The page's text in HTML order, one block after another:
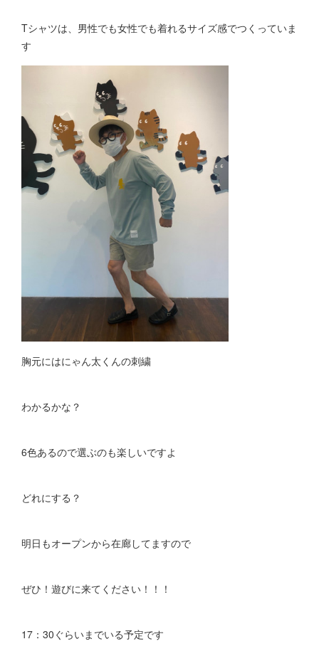
Tシャツは、男性でも女性でも着れるサイズ感でつくっていま
す
胸元にはにゃん太くんの刺繍
わかるかな？
6色あるので選ぶのも楽しいですよ
どれにする？
明日もオープンから在廊してますので
ぜひ！遊びに来てください！！！
17：30ぐらいまでいる予定です